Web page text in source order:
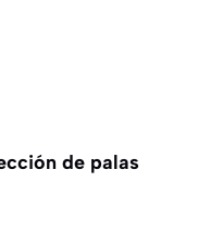
de palas